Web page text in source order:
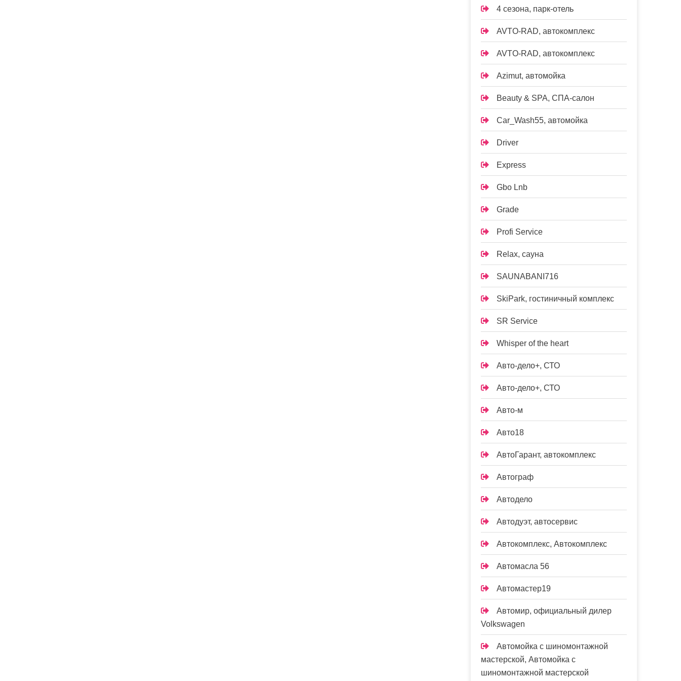
4 сезона, парк-отель
AVTO-RAD, автокомплекс
AVTO-RAD, автокомплекс
Azimut, автомойка
Beauty & SPA, СПА-салон
Car_Wash55, автомойка
Driver
Express
Gbo Lnb
Grade
Profi Service
Relax, сауна
SAUNABANI716
SkiPark, гостиничный комплекс
SR Service
Whisper of the heart
Авто-дело+, СТО
Авто-дело+, СТО
Авто-м
Авто18
АвтоГарант, автокомплекс
Автограф
Автодело
Автодуэт, автосервис
Автокомплекс, Автокомплекс
Автомасла 56
Автомастер19
Автомир, официальный дилер
Volkswagen
Автомойка с шиномонтажной
мастерской, Автомойка с
шиномонтажной мастерской